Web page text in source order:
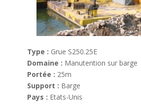
Type : Grue S250.25E
Domaine : Manutention sur barge
Portée : 25m
Support : Barge
Pays : Etats-Unis